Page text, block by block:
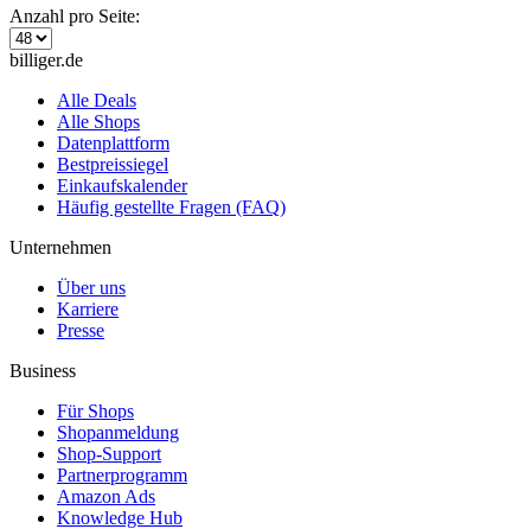
Anzahl pro Seite:
billiger.de
Alle Deals
Alle Shops
Datenplattform
Bestpreissiegel
Einkaufskalender
Häufig gestellte Fragen (FAQ)
Unternehmen
Über uns
Karriere
Presse
Business
Für Shops
Shopanmeldung
Shop-Support
Partnerprogramm
Amazon Ads
Knowledge Hub